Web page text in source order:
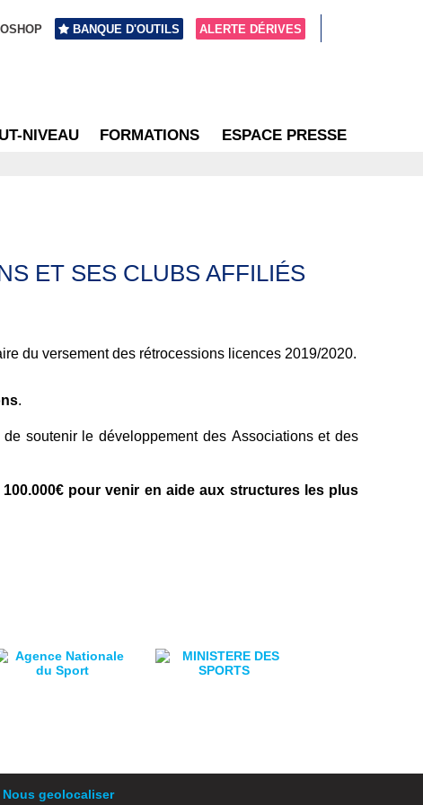
BANQUE D'OUTILS ALERTE DÉRIVES
NIVEAU FORMATIONS ESPACE PRESSE
ET SES CLUBS AFFILIÉS
du versement des rétrocessions licences 2019/2020.
.
soutenir le développement des Associations et des
pour venir en aide aux structures les plus
Nous geolocaliser